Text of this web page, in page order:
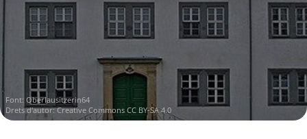
Font: Oberlausitzerin64
Drets d'autor:Creative Commons CC BY-SA 4.0